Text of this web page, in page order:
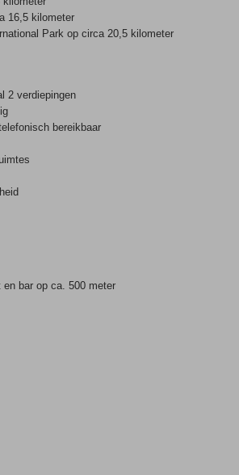
16,5 kilometer
Park op circa 20,5 kilometer
2 verdiepingen
bereikbaar
bar op ca. 500 meter